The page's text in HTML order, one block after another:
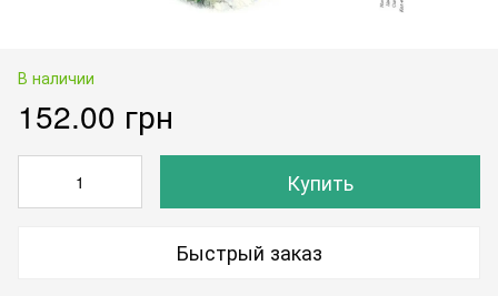
В наличии
152.00 грн
Купить
Быстрый заказ